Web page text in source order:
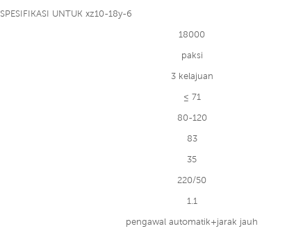
SPESIFIKASI UNTUK xz10-18y-6
18000
paksi
3 kelajuan
≤ 71
80-120
83
35
220/50
1.1
pengawal automatik+jarak jauh